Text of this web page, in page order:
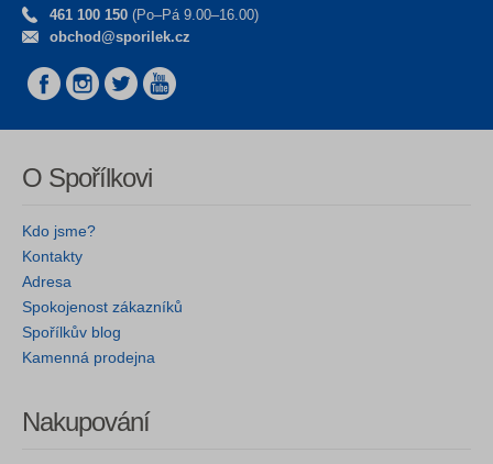
461 100 150 (Po–Pá 9.00–16.00)
obchod@sporilek.cz
O Spořílkovi
Kdo jsme?
Kontakty
Adresa
Spokojenost zákazníků
Spořílkův blog
Kamenná prodejna
Nakupování